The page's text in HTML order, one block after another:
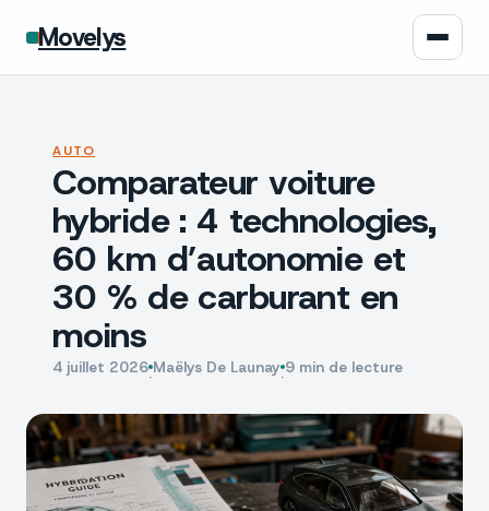
Movelys
Moto
Assurance
Écologie
Tech
AUTO
Comparateur voiture
hybride : 4 technologies,
60 km d’autonomie et
30 % de carburant en
moins
4 juillet 2026·Maëlys De Launay·9 min de lecture